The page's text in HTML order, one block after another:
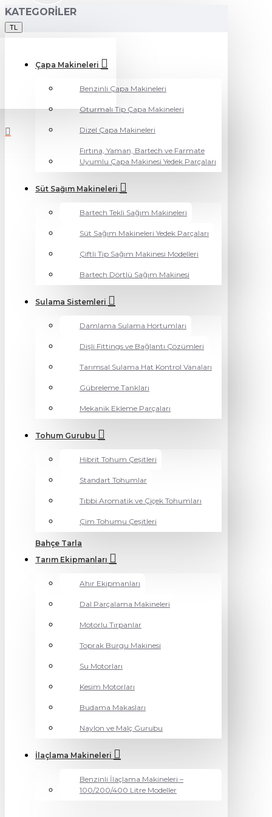
KATEGORILER
TL
Çapa Makineleri
Benzinli Çapa Makineleri
Oturmalı Tip Çapa Makineleri
Dizel Çapa Makineleri
Fırtına, Yaman, Bartech ve Farmate
Uyumlu Çapa Makinesi Yedek Parçaları
Süt Sağım Makineleri
Bartech Tekli Sağım Makineleri
Süt Sağım Makineleri Yedek Parçaları
Çiftli Tip Sağım Makinesi Modelleri
Bartech Dörtlü Sağım Makinesi
Sulama Sistemleri
Damlama Sulama Hortumları
Dişli Fittings ve Bağlantı Çözümleri
Tarımsal Sulama Hat Kontrol Vanaları
Gübreleme Tankları
Mekanik Ekleme Parçaları
Tohum Gurubu
Hibrit Tohum Çeşitleri
Standart Tohumlar
Tıbbi Aromatik ve Çiçek Tohumları
Çim Tohumu Çeşitleri
Bahçe Tarla
Tarım Ekipmanları
Ahır Ekipmanları
Dal Parçalama Makineleri
Motorlu Tırpanlar
Toprak Burgu Makinesi
Su Motorları
Kesim Motorları
Budama Makasları
Naylon ve Malç Gurubu
İlaçlama Makineleri
Benzinli İlaçlama Makineleri –
100/200/400 Litre Modeller